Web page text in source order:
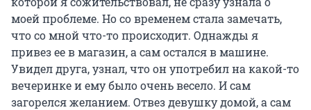
моей проблеме. Но со временем стала замечать,
что со мной что-то происходит. Однажды я
привез ее в магазин, а сам остался в машине.
Увидел друга, узнал, что он употребил на какой-то
вечеринке и ему было очень весело. И сам
загорелся желанием. Отвез девушку домой, а сам